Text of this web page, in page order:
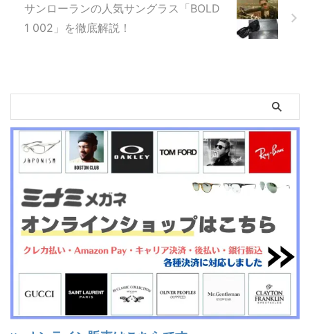
サンローランの人気サングラス「BOLD
1 002」を徹底解説！